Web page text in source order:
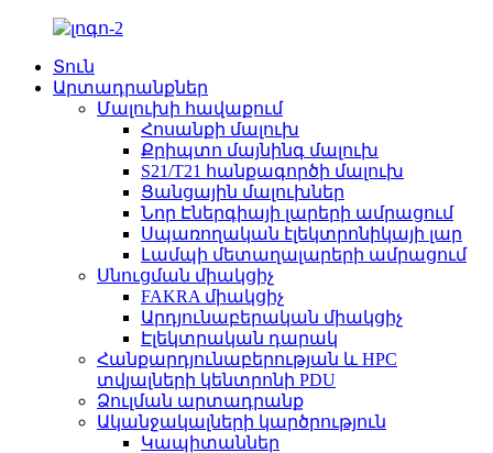
Տուն
Արտադրանքներ
Մալուխի հավաքում
Հոսանքի մալուխ
Քրիպտո մայնինգ մալուխ
S21/T21 հանքագործի մալուխ
Ցանցային մալուխներ
Նոր Էներգիայի լարերի ամրացում
Սպառողական էլեկտրոնիկայի լար
Լամպի մետաղալարերի ամրացում
Սնուցման միակցիչ
FAKRA միակցիչ
Արդյունաբերական միակցիչ
Էլեկտրական դարակ
Հանքարդյունաբերության և HPC
տվյալների կենտրոնի PDU
Ձուլման արտադրանք
Ականջակալների կարծրություն
Կապիտաններ